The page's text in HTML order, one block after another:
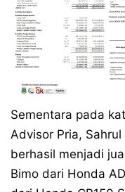
Sementara pada
Advisor Pria,
berhasil menjadi
Bimo dari Honda